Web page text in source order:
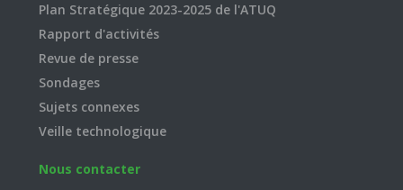
Plan Stratégique 2023-2025 de l'ATUQ
Rapport d'activités
Revue de presse
Sondages
Sujets connexes
Veille technologique
Nous contacter